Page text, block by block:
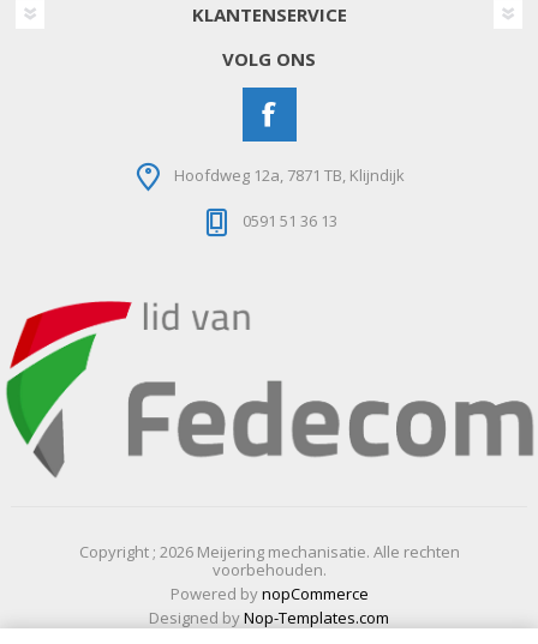
KLANTENSERVICE
VOLG ONS
Hoofdweg 12a, 7871 TB, Klijndijk
0591 51 36 13
Copyright ; 2026 Meijering mechanisatie. Alle rechten
voorbehouden.
Powered bynopCommerce
Designed byNop-Templates.com